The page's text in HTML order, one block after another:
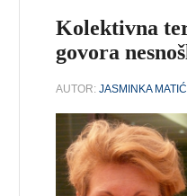
Kolektivna
govora
AUTOR:JASMINKA MATIĆ